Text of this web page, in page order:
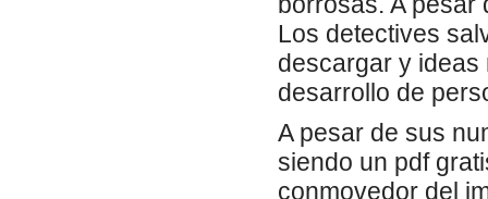
Los detectives
descargar y
desarrollo de
A pesar de sus
siendo un pdf
conmovedor del